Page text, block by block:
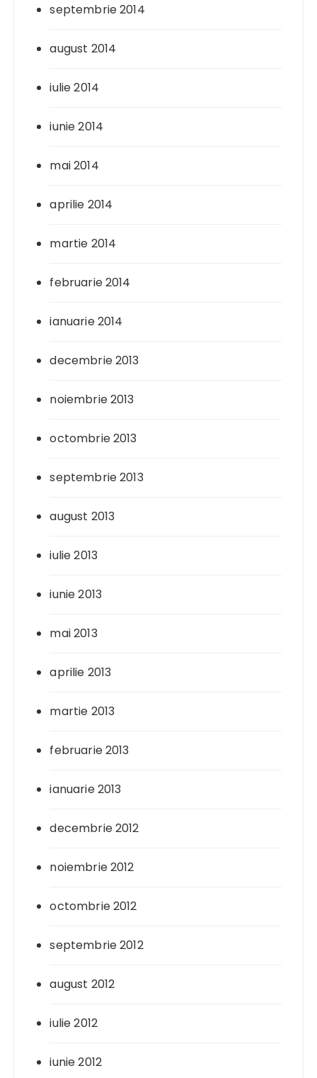
septembrie 2014
august 2014
iulie 2014
iunie 2014
mai 2014
aprilie 2014
martie 2014
februarie 2014
ianuarie 2014
decembrie 2013
noiembrie 2013
octombrie 2013
septembrie 2013
august 2013
iulie 2013
iunie 2013
mai 2013
aprilie 2013
martie 2013
februarie 2013
ianuarie 2013
decembrie 2012
noiembrie 2012
octombrie 2012
septembrie 2012
august 2012
iulie 2012
iunie 2012